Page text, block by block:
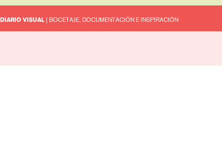
DIARIO VISUAL | BOCETAJE, DOCUMENTACIÓN E INSPIRACIÓN